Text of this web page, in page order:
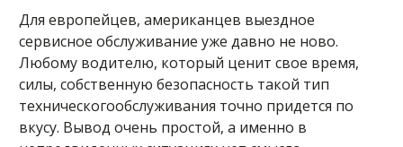
Для европейцев, американцев выездное
сервисное обслуживание уже давно не ново.
Любому водителю, который ценит свое время,
силы, собственную безопасность такой тип
техническогообслуживания точно придется по
вкусу. Вывод очень простой, а именно в